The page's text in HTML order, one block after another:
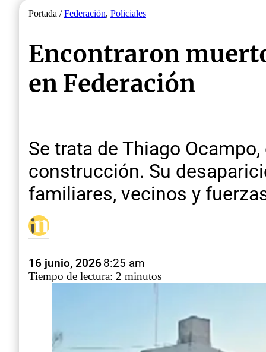
Portada /Federación, Policiales
Encontraron
en Federación
Se trata de Thiago
construcción. Su
familiares, vecinos y
16 junio, 20268:25 am
Tiempo de lectura: 2 minutos